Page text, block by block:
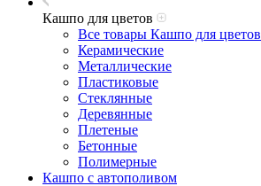
Кашпо для цветов
Все товары Кашпо для цветов
Керамические
Металлические
Пластиковые
Стеклянные
Деревянные
Плетеные
Бетонные
Полимерные
Кашпо с автополивом